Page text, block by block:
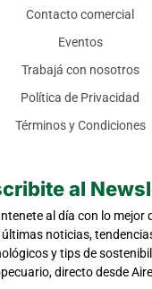
Contacto comercial
Eventos
Trabajá con nosotros
Política de Privacidad
Términos y Condiciones
al
al día con lo mejor
noticias,
y tips de
directo desde